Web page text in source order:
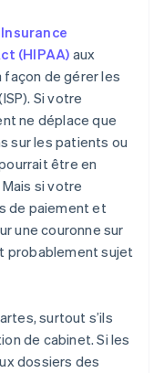
(HIPAA) aux
de gérer les
Si votre
ne déplace que
sur les patients ou
être en
si votre
de paiement et
une couronne sur
probablement sujet
surtout s’ils
de cabinet. Si les
dossiers des